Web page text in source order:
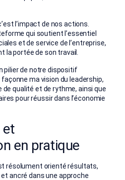
l’impact de nos actions.
qui soutient l’essentiel
et de service de l’entreprise,
la portée de son travail.
pilier de notre dispositif
ma vision du leadership,
qualité et de rythme, ainsi que
pour réussir dans l’économie
et
en pratique
résolument orienté résultats,
ancré dans une approche